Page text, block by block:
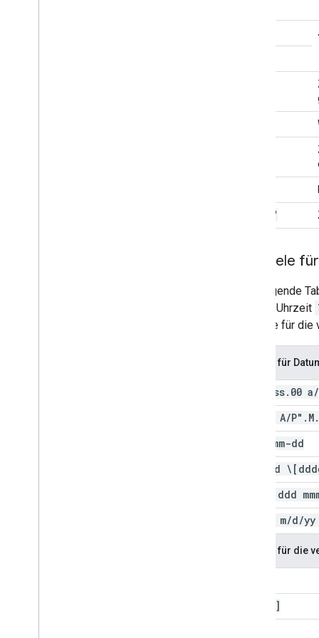
"text"
Beispiele
Die folgende
und die Uhrzeit
Formate für
Muster für
h:mm:ss. 00 a/
hh:mm A/P" . M.
yyyy-mm-dd
mmmm d
ddd
m/d/yy
Muster für die
[mmmm]